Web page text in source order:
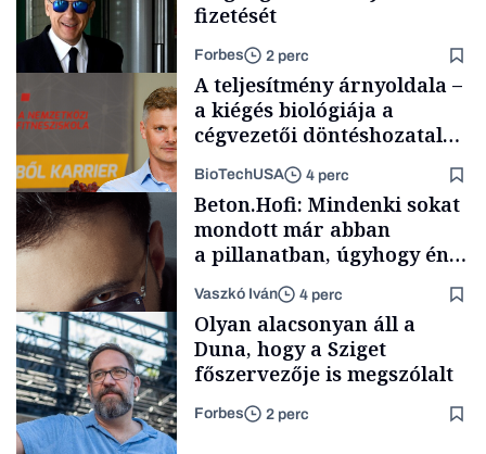
Politika
fizetését
Forbes 2 perc
Content Lab HUB
A teljesítmény árnyoldala –
a kiégés biológiája a
cégvezetői döntéshozatal
BioTechUSA 4 perc
Forbes-sztori
Beton.Hofi: Mindenki sokat
mondott már abban
a pillanatban, úgyhogy én
a legsarkosabb
gondolataimat akartam
kimondani
Vaszkó Iván 4 perc
Olyan alacsonyan áll a
Duna, hogy a Sziget
főszervezője is megszólalt
Forbes 2 perc